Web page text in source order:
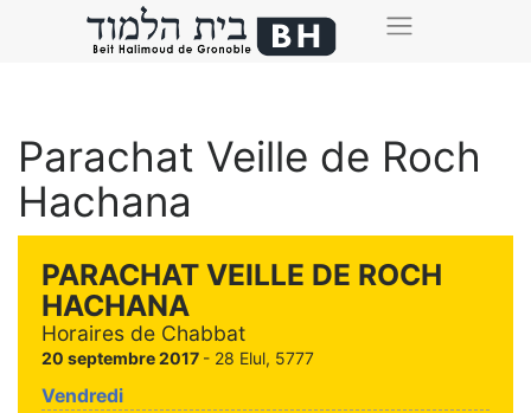
Parachat Veille de Roch
Hachana
PARACHAT VEILLE DE ROCH
HACHANA
Horaires de Chabbat
20 septembre 2017 - 28 Elul, 5777
Vendredi